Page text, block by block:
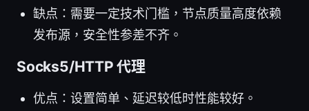
缺点：需要一定技术门槛，节点质量高度依赖
发布源，安全性参差不齐。
Socks5/HTTP 代理
优点：设置简单、延迟较低时性能较好。